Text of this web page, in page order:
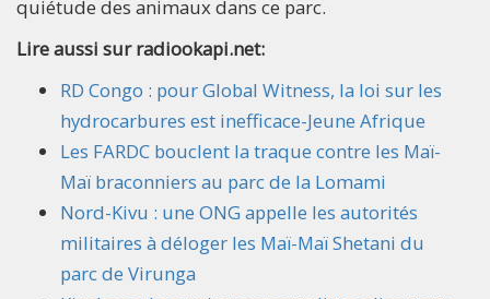
quiétude des animaux dans ce parc.
Lire aussi sur radiookapi.net:
RD Congo : pour Global Witness, la loi sur les
hydrocarbures est inefficace-Jeune Afrique
Les FARDC bouclent la traque contre les Maï-
Maï braconniers au parc de la Lomami
Nord-Kivu : une ONG appelle les autorités
militaires à déloger les Maï-Maï Shetani du
parc de Virunga